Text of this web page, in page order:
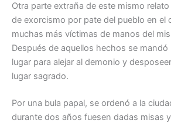
Otra parte extraña de este mismo
de exorcismo por pate del pueblo en el
muchas más víctimas de manos del
Después de aquellos hechos se
lugar para alejar al demonio y
lugar sagrado.
Por una bula papal, se ordenó a la
durante dos años fuesen dadas misas